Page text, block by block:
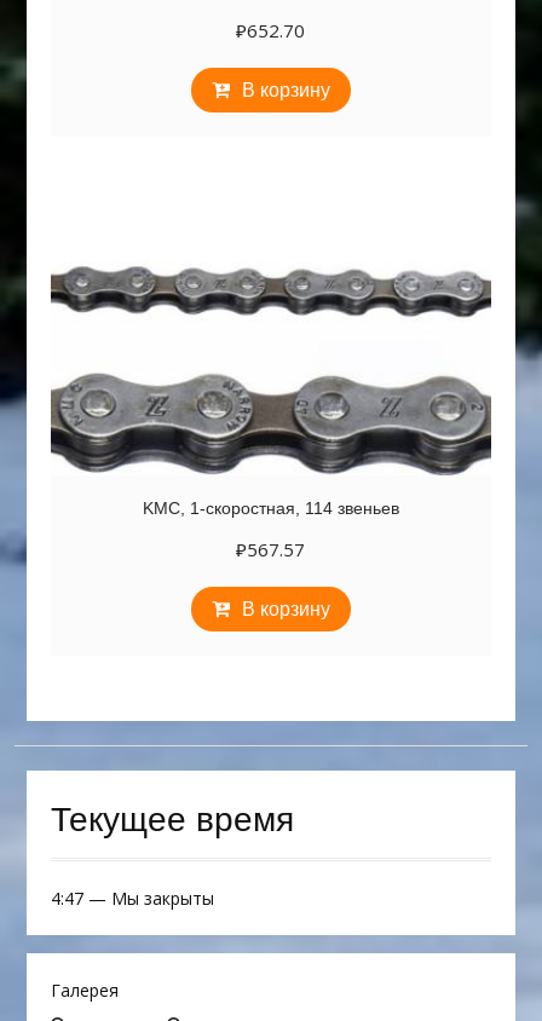
₽652.70
В корзину
KMC, 1-скоростная, 114 звеньев
₽567.57
В корзину
Текущее время
4:47— Мы закрыты
Галерея